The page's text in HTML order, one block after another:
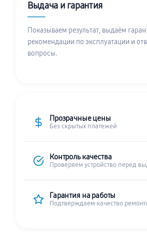
Выдача и гарантия
Показываем результат, выдаём
рекомендации по эксплуатации и
вопросы.
Прозрачные цены
Без скрытых платежей
Контроль качества
Проверяем устройство перед
Гарантия на работы
Подтверждаем качество